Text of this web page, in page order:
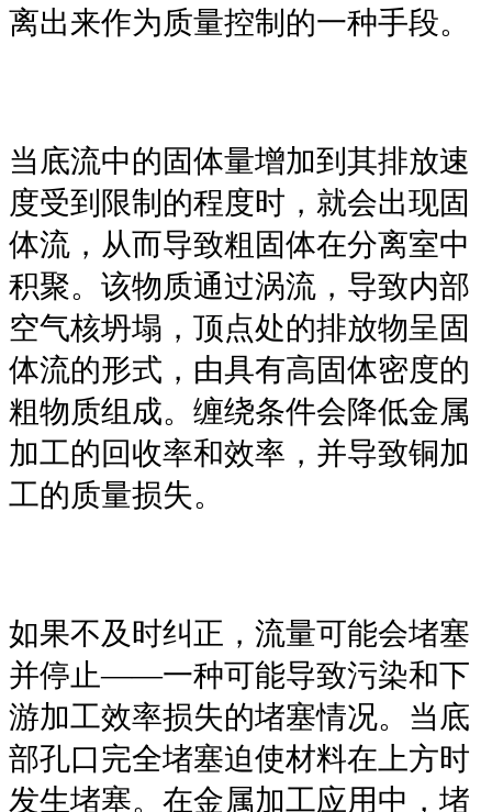
离出来作为质量控制的一种手段。
当底流中的固体量增加到其排放速
度受到限制的程度时，就会出现固
体流，从而导致粗固体在分离室中
积聚。该物质通过涡流，导致内部
空气核坍塌，顶点处的排放物呈固
体流的形式，由具有高固体密度的
粗物质组成。缠绕条件会降低金属
加工的回收率和效率，并导致铜加
工的质量损失。
如果不及时纠正，流量可能会堵塞
并停止——一种可能导致污染和下
游加工效率损失的堵塞情况。当底
部孔口完全堵塞迫使材料在上方时
发生堵塞。在金属加工应用中，堵